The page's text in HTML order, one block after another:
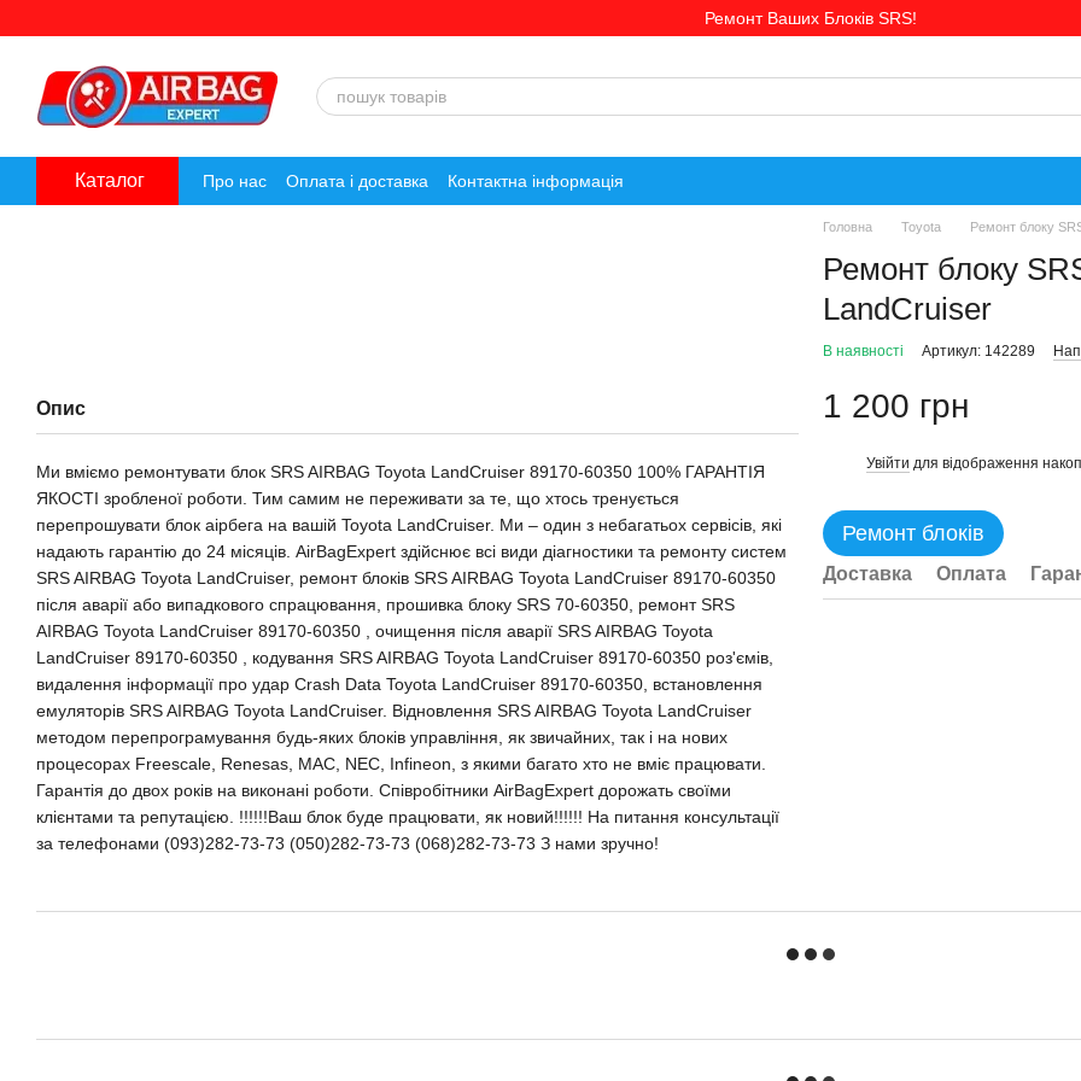
Ремонт Ваших Блоків SRS!
Каталог Про нас Оплата і доставка Контактна інформація
Опис
Ми вміємо ремонтувати блок SRS AIRBAG Toyota LandCruiser 89170-60350 100% ГАРАНТІЯ
ЯКОСТІ зробленої роботи. Тим самим не переживати за те, що хтось тренується
перепрошувати блок аірбега на вашій Toyota LandCruiser. Ми – один з небагатьох сервісів, які
надають гарантію до 24 місяців. AirBagExpert здійснює всі види діагностики та ремонту систем
SRS AIRBAG Toyota LandCruiser, ремонт блоків SRS AIRBAG Toyota LandCruiser 89170-60350
після аварії або випадкового спрацювання, прошивка блоку SRS 70-60350, ремонт SRS
AIRBAG Toyota LandCruiser 89170-60350 , очищення після аварії SRS AIRBAG Toyota
LandCruiser 89170-60350 , кодування SRS AIRBAG Toyota LandCruiser 89170-60350 роз'ємів,
видалення інформації про удар Crash Data Toyota LandCruiser 89170-60350, встановлення
емуляторів SRS AIRBAG Toyota LandCruiser. Відновлення SRS AIRBAG Toyota LandCruiser
методом перепрограмування будь-яких блоків управління, як звичайних, так і на нових
процесорах Freescale, Renesas, MAC, NEC, Infineon, з якими багато хто не вміє працювати.
Гарантія до двох років на виконані роботи. Співробітники AirBagExpert дорожать своїми
клієнтами та репутацією. !!!!!!Ваш блок буде працювати, як новий!!!!!! На питання консультації
за телефонами (093)282-73-73 (050)282-73-73 (068)282-73-73 З нами зручно!
Головна Toyota Ремонт блоку
Ремонт блоку
LandCruiser
В наявності Артикул: 142289
1 200 грн
Увійти для відображення
Ремонт блоків
Доставка Оплата